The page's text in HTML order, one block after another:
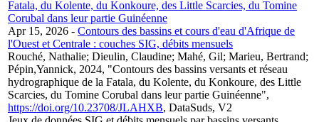
Apr 15, 2026 - Contours des bassins et cours d'eau d'Afrique de
l'Ouest et Centrale : couches SIG, débits mensuels
Rouché, Nathalie; Dieulin, Claudine; Mahé, Gil; Marieu, Bertrand;
Pépin,Yannick, 2024, "Contours des bassins versants et réseau
hydrographique de la Fatala, du Kolente, du Konkoure, des Little
Scarcies, du Tomine Corubal dans leur partie Guinéenne",
https://doi.org/10.23708/JLAHXB, DataSuds, V2